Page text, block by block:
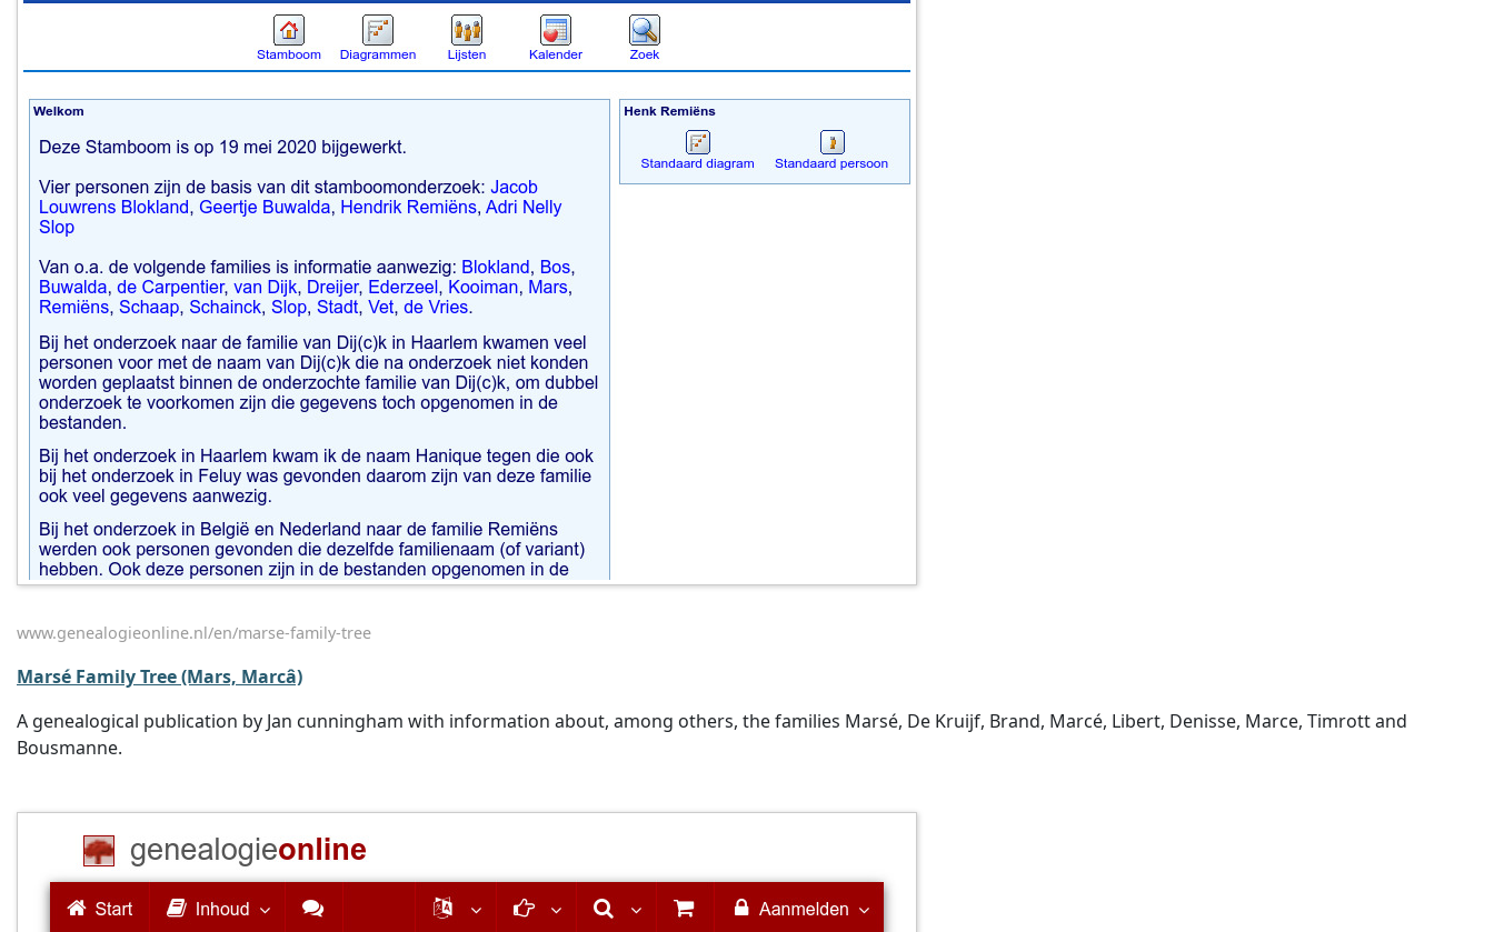
www.genealogieonline.nl/en/marse-family-tree
Marsé Family Tree (Mars, Marcâ)
A genealogical publication by Jan cunningham with information about, among others, the families Marsé, De Kruijf, Brand, Marcé, Libert, Denisse, Marce, Timrott and
Bousmanne.